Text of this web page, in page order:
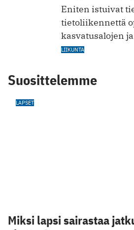
Eniten istuivat
tietoliikennettä
kasvatusalojen
LIIKUNTA
Suosittelemme
LAPSET
Miksi lapsi sairastaa